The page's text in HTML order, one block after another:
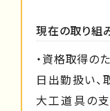
現在の取り組
・資格取得の
日出勤扱い
大工道具の